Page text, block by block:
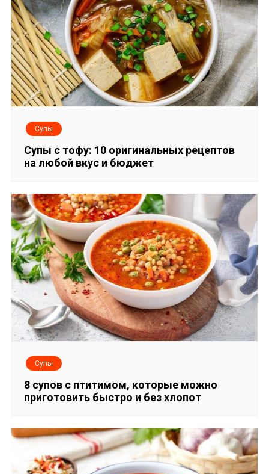
Супы
Супы с тофу: 10 оригинальных рецептов
на любой вкус и бюджет
Супы
8 супов с птитимом, которые можно
приготовить быстро и без хлопот